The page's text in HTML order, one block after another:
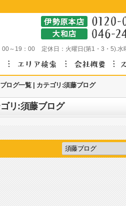
00～19：00 定休日： 火曜日(第1・3・5).水
ログ一覧 | カテゴリ:須藤ブログ
リ:須藤ブログ